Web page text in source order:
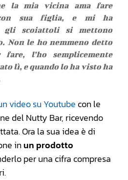
la mia vicina ama fare
sua figlia, e mi ha
gli scoiattoli si mettono
Non le ho nemmeno detto
l’ho semplicemente
lì, e quando lo ha visto ha
video su Youtube con le
del Nutty Bar, ricevendo
Ora la sua idea è di
inun prodotto
per una cifra compresa